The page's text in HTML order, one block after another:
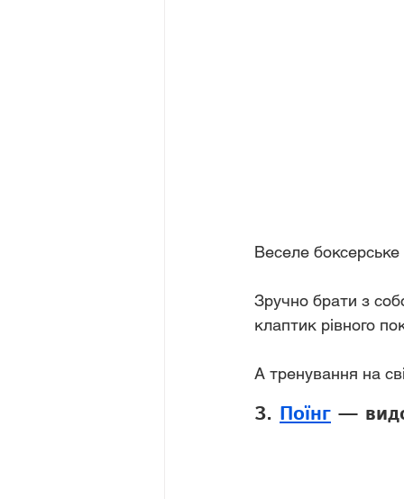
Веселе
Зручно брати з
клаптик рівного
А тренування на
3. Поїнг —